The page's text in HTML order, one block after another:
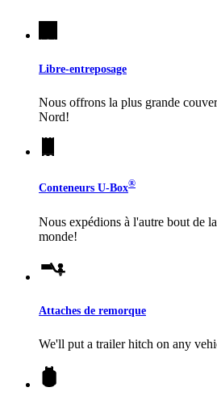
Libre-entreposage
Nous offrons la plus grande
Nord!
Conteneurs U-Box®
Nous expédions à l'autre bout de
monde!
Attaches de remorque
We'll put a trailer hitch on any